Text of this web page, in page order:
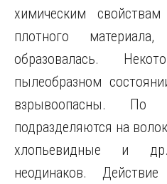
химическим
плотного
образовалась.
пылеобразном
взрывоопасны. По
подразделяются на
хлопьевидные и
неодинаков.